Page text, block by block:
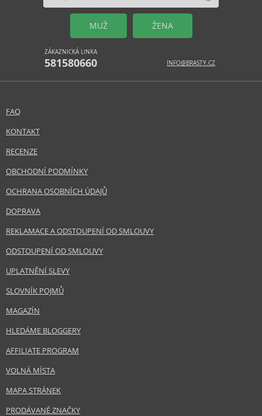
MUŽ ŽENA
ZÁKAZNICKÁ LINKA
581580660 INFO@BRASTY.CZ
FAQ
KONTAKT
RECENZE
OBCHODNÍ PODMÍNKY
OCHRANA OSOBNÍCH ÚDAJŮ
DOPRAVA
REKLAMACE A ODSTOUPENÍ OD SMLOUVY
ODSTOUPENÍ OD SMLOUVY
UPLATNĚNÍ SLEVY
SLOVNÍK POJMŮ
MAGAZÍN
HLEDÁME BLOGGERY
AFFILIATE PROGRAM
VOLNÁ MÍSTA
MAPA STRÁNEK
PRODÁVANÉ ZNAČKY